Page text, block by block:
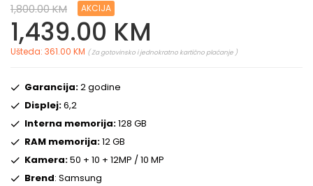
1,800.00 KM AKCIJA
1,439.00 KM
Ušteda: 361.00 KM ( Za gotovinsko i jednokratno kartično plaćanje )
Garancija:2 godine
Displej:6,2
Interna memorija:128 GB
RAM memorija:12 GB
Kamera:50 + 10 + 12MP / 10 MP
Brend: Samsung